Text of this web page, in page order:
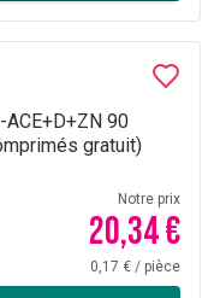
90
gratuit)
Notre prix
20,34 €
0,17 € / pièce